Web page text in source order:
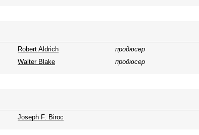
Robert Aldrich продюсер
Walter Blake продюсер
Joseph F. Biroc